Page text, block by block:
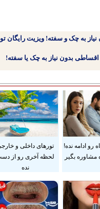
نیاز به چک و سفته! ویزیت
رو ادامه نده!
مشاوره بگیر
تورهای داخلی و
لحظه آخری رو از
نده